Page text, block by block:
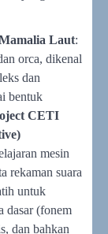
Laut:
orca, dikenal
dan
bentuk
CETI
mesin
rekaman suara
untuk
dasar (fonem
dan bahkan